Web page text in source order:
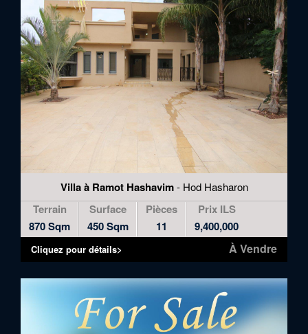
Villa à Ramot Hashavim- Hod Hasharon
Terrain
870 Sqm
Surface
450 Sqm
Pièces
11
Prix ILS
9,400,000
À Vendre
Cliquez pour détails>